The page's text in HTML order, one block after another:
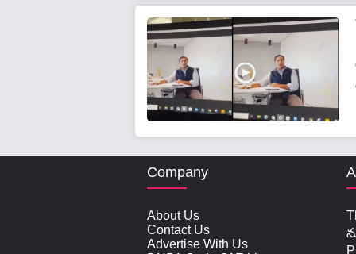
Company
About Us
Contact Us
Advertise With Us